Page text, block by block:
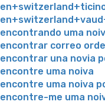
encontrando uma
encontrar correo
encontrar una novia
encontre uma noiva
encontre uma noiva
encontre-me uma